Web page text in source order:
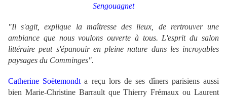
Sengouagnet
"Il s'agit, explique la maîtresse des lieux, de rertrouver une
ambiance que nous voulons ouverte à tous. L'esprit du salon
littéraire peut s'épanouir en pleine nature dans les incroyables
paysages du Comminges".
Catherine Soëtemondta reçu lors de ses dîners parisiens aussi
bien Marie-Christine Barrault que Thierry Frémaux ou Laurent